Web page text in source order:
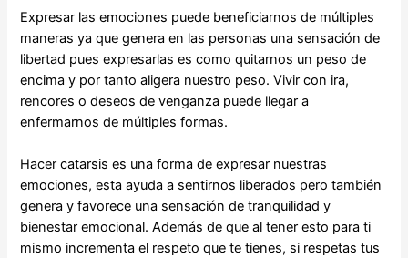
Expresar las emociones puede beneficiarnos de múltiples
maneras ya que genera en las personas una sensación de
libertad pues expresarlas es como quitarnos un peso de
encima y por tanto aligera nuestro peso. Vivir con ira,
rencores o deseos de venganza puede llegar a
enfermarnos de múltiples formas.
Hacer catarsis es una forma de expresar nuestras
emociones, esta ayuda a sentirnos liberados pero también
genera y favorece una sensación de tranquilidad y
bienestar emocional. Además de que al tener esto para ti
mismo incrementa el respeto que te tienes, si respetas tus